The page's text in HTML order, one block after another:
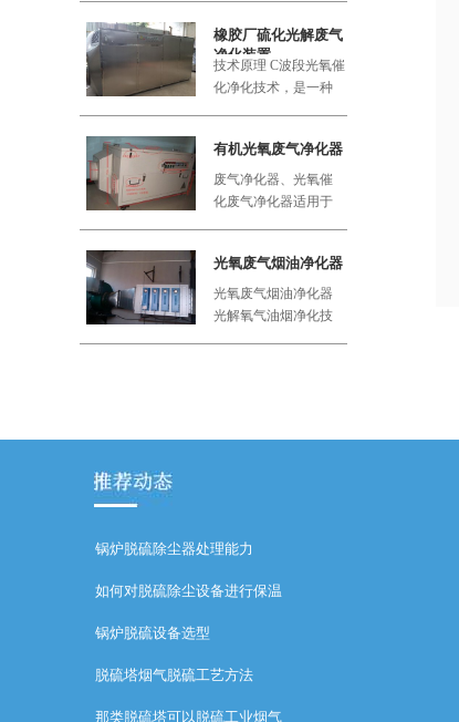
橡胶厂硫化光解废气
净化装置
技术原理 C波段光氧催
化净化技术，是一种
有机光氧废气净化器
废气净化器、光氧催
化废气净化器适用于
光氧废气烟油净化器
光氧废气烟油净化器
光解氧气油烟净化技
锅炉脱硫除尘器处理能力
如何对脱硫除尘设备进行保温
锅炉脱硫设备选型
脱硫塔烟气脱硫工艺方法
那类脱硫塔可以脱硫工业烟气